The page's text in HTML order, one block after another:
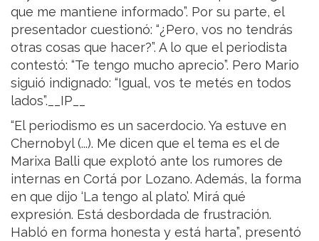
que me mantiene informado”. Por su parte, el
presentador cuestionó: “¿Pero, vos no tendrás
otras cosas que hacer?”. A lo que el periodista
contestó: “Te tengo mucho aprecio”. Pero Mario
siguió indignado: “Igual, vos te metés en todos
lados”.__IP__
“El periodismo es un sacerdocio. Ya estuve en
Chernobyl (...). Me dicen que el tema es el de
Marixa Balli que explotó ante los rumores de
internas en Cortá por Lozano. Además, la forma
en que dijo ‘La tengo al plato’. Mirá qué
expresión. Está desbordada de frustración.
Habló en forma honesta y está harta”, presentó